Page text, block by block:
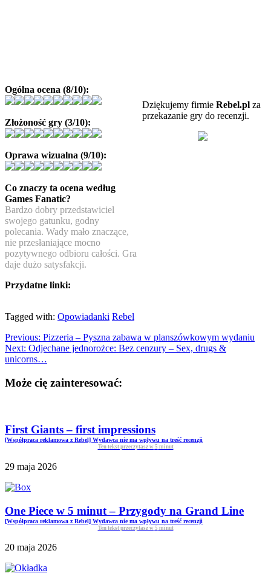
Dziękujemy firmie Rebel.pl za
przekazanie gry do recenzji.
Ogólna ocena (8/10):
Złożoność gry (3/10):
Oprawa wizualna (9/10):
Co znaczy ta ocena według
Games Fanatic?
Bardzo dobry przedstawiciel
swojego gatunku, godny
polecania. Wady mało znaczące,
nie przesłaniające mocno
pozytywnego odbioru całości. Gra
daje dużo satysfakcji.
Przydatne linki:
Tagged with: Opowiadanki Rebel
Previous: Pizzeria – Pyszna zabawa w planszówkowym wydaniu
Next: Odjechane jednorożce: Bez cenzury – Sex, drugs &
unicorns…
Może cię zainteresować:
First Giants – first impressions
[Współpraca reklamowa z Rebel] Wydawca nie ma wpływu na treść recenzji
Ten tekst przeczytasz w 5 minut
29 maja 2026
One Piece w 5 minut – Przygody na Grand Line
[Współpraca reklamowa z Rebel] Wydawca nie ma wpływu na treść recenzji
Ten tekst przeczytasz w 5 minut
20 maja 2026